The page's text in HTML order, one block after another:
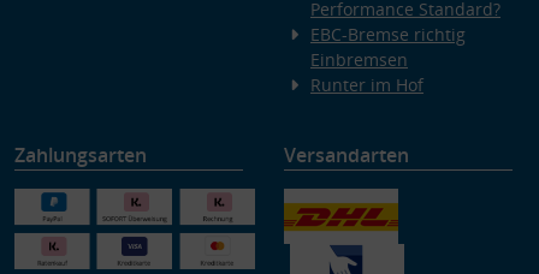
Performance Standard?
EBC-Bremse richtig
Einbremsen
Runter im Hof
Zahlungsarten Versandarten